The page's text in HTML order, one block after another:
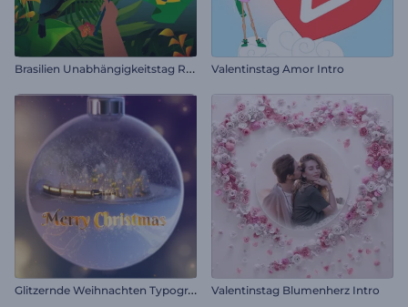
B
rasilien Unabhängigkeitstag Reel Valentinstag Amor Intro
G
litzernde Weihnachten Typografie Valentinstag Blumenherz Intro